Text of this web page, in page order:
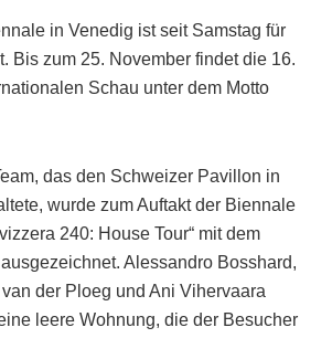
in Venedig ist seit Samstag für
Bis zum 25. November findet die 16.
Schau unter dem Motto
das den Schweizer Pavillon in
wurde zum Auftakt der Biennale
240: House Tour“ mit dem
Alessandro Bosshard,
van der Ploeg und Ani Vihervaara
leere Wohnung, die der Besucher